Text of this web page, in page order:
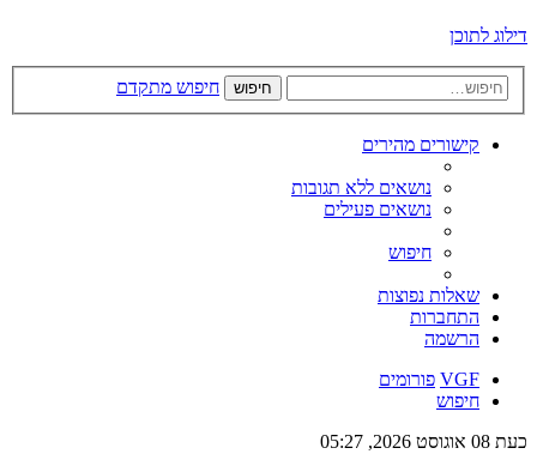
דילוג לתוכן
חיפוש חיפוש מתקדם
קישורים מהירים
נושאים ללא תגובות
נושאים פעילים
חיפוש
שאלות נפוצות
התחברות
הרשמה
VGF פורומים
חיפוש
כעת 08 אוגוסט 2026, 05:27